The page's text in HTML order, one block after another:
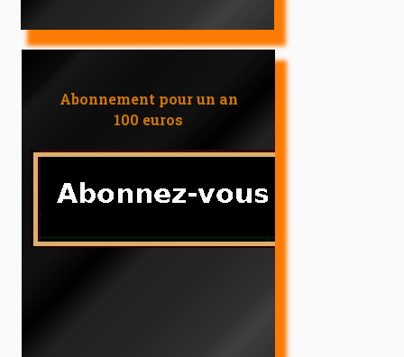
Abonnement pour un an
100 euros